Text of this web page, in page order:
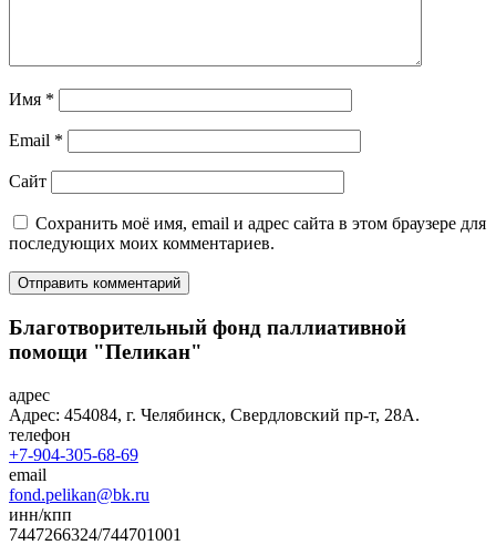
Имя *
Email *
Сайт
Сохранить моё имя, email и адрес сайта в этом браузере для
последующих моих комментариев.
Благотворительный фонд паллиативной
помощи "Пеликан"
адрес
Адрес: 454084, г. Челябинск, Свердловский пр-т, 28А.
телефон
+7-904-305-68-69
email
fond.pelikan@bk.ru
инн/кпп
7447266324/744701001